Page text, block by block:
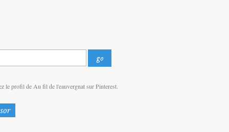
le profil de Au fil de l'eauvergnat sur Pinterest.